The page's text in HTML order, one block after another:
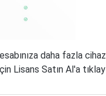
daha fazla
Lisans Satın Al'a